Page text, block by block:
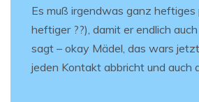
Es muß irgendwas ganz heftiges
heftiger ??), damit er endlich
sagt – okay Mädel, das wars
jeden Kontakt abbricht und auch